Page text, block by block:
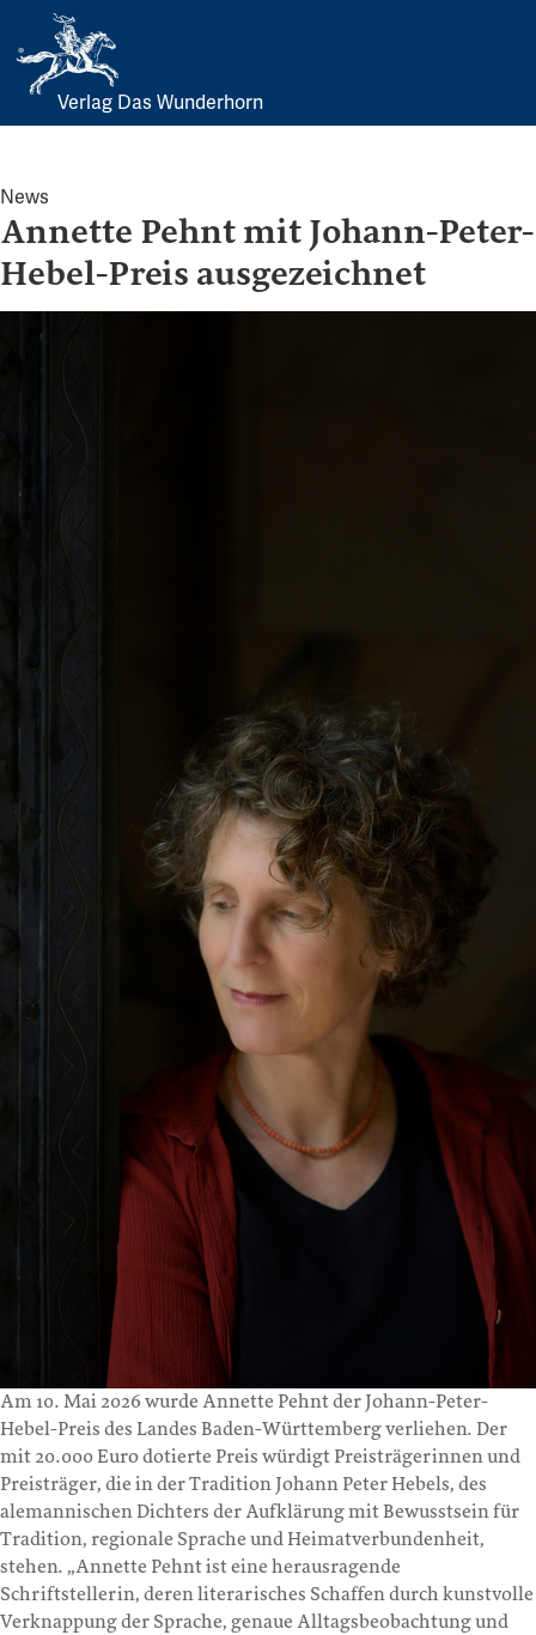
Skip
content
Verlag Das Wunderhorn
News
Annette Pehnt mit Johann-Peter-
Hebel-Preis ausgezeichnet
Am 10. Mai 2026 wurde Annette Pehnt der Johann-Peter-
Hebel-Preis des Landes Baden-Württemberg verliehen. Der
mit 20.000 Euro dotierte Preis würdigt Preisträgerinnen und
Preisträger, die in der Tradition Johann Peter Hebels, des
alemannischen Dichters der Aufklärung mit Bewusstsein für
Tradition, regionale Sprache und Heimatverbundenheit,
stehen. „Annette Pehnt ist eine herausragende
Schriftstellerin, deren literarisches Schaffen durch kunstvolle
Verknappung der Sprache, genaue Alltagsbeobachtung und